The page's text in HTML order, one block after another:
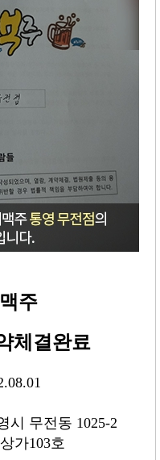
주
체결완료
시 무전동 1025-2
가103호